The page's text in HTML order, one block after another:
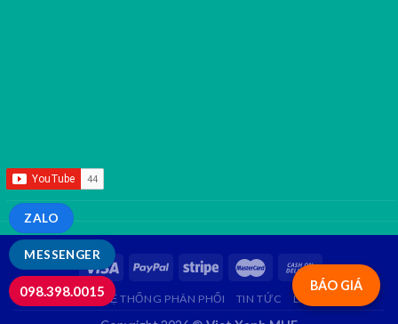
MESSENGER
ZALO
098.398.0015 BÁO GIÁ
GIỚI THIỆU HỆ THỐNG PHÂN PHỐI TIN TỨC LIÊN HỆ